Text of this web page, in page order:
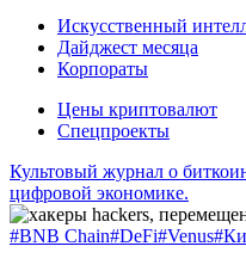
Искусственный
Дайджест месяца
Корпораты
Цены криптовалют
Спецпроекты
Культовый журнал о
цифровой экономике.
#BNB Chain#DeFi#Venus